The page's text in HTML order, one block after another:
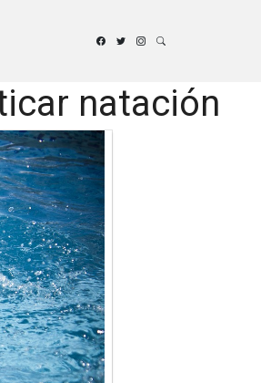
natación